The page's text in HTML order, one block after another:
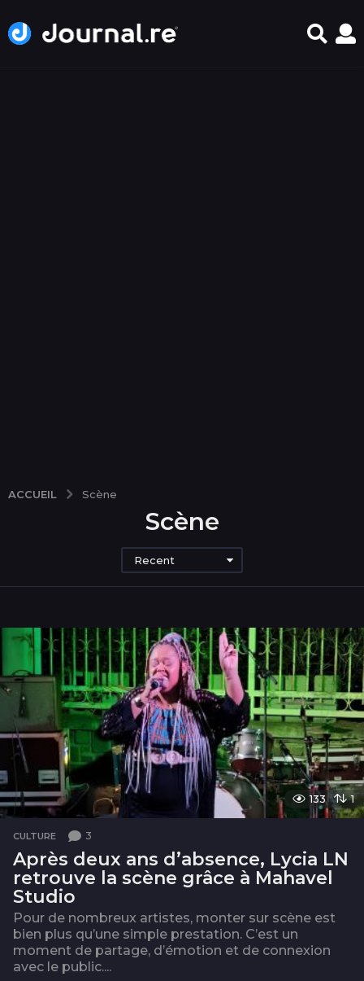
ACCUEIL Scène
Scène
Recent
133 1
CULTURE 3
Après deux ans d’absence, Lycia LN
retrouve la scène grâce à Mahavel
Studio
Pour de nombreux artistes, monter sur scène est
bien plus qu’une simple prestation. C’est un
moment de partage, d’émotion et de connexion
avec le public....